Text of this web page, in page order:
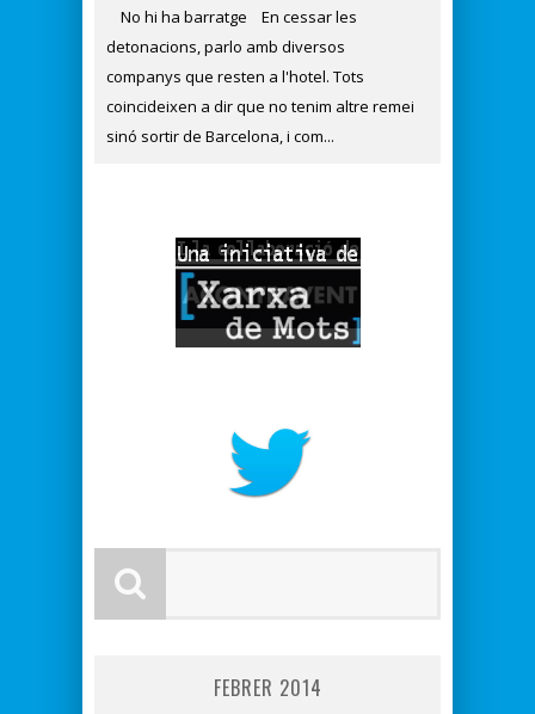
No hi ha barratge En cessar les
detonacions, parlo amb diversos
companys que resten a l'hotel. Tots
coincideixen a dir que no tenim altre remei
sinó sortir de Barcelona, i com...
FEBRER 2014